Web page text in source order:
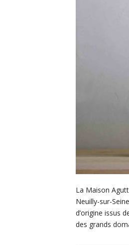
La Maison
Neuilly-sur-
d’origine issus
des grands